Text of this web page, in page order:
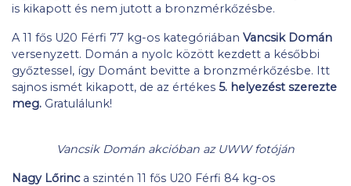
is kikapott és nem jutott a bronzmérkőzésbe.
A 11 fős U20 Férfi 77 kg-os kategóriában Vancsik Domán
versenyzett. Domán a nyolc között kezdett a későbbi
győztessel, így Dománt bevitte a bronzmérkőzésbe. Itt
sajnos ismét kikapott, de az értékes 5. helyezést szerezte
meg. Gratulálunk!
Vancsik Domán akcióban az UWW fotóján
Nagy Lőrinca szintén 11 fős U20 Férfi 84 kg-os